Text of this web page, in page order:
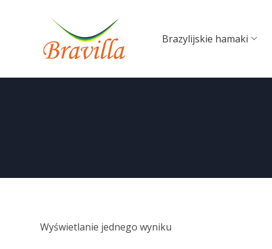
Brazylijskie hamaki
Wyświetlanie jednego wyniku